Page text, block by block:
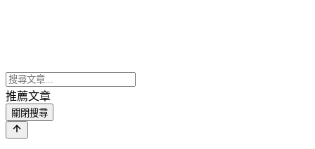
推薦文章
關閉搜尋